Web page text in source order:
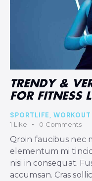
TRENDY &
FOR FITNESS
SPORTLIFE, WORKOUT
1 Like 0 Comments
Qroin faucibus nec
elementum mi
nisi in consequat.
accumsan. Cras